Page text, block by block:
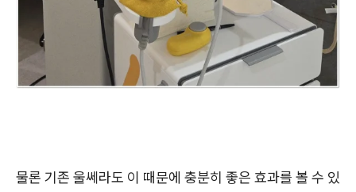
물론 기존 울쎄라도 이 때문에 충분히 좋은 효과를 볼 수 있